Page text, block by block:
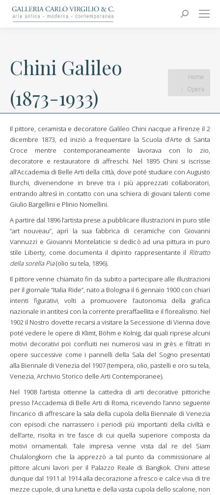
Search:
Carlo Virgilio & C.
Arte moderna e contemporanea
Chini Galileo
(1873-1933)
You are here:
Home
Opera
Il pittore, ceramista e decoratore Galileo Chini nacque a Firenze il 2
dicembre 1873, ed iniziò a frequentare la Scuola d’Arte di Santa
Croce mentre contemporaneamente lavorava con lo zio,
decoratore e restauratore di affreschi. Nel 1895 Chini si iscrisse
all’Accademia di Belle Arti della città, dove poté studiare con Augusto
Burchi, divenendone in breve tra i più apprezzati collaboratori,
entrando altresì in contatto con una schiera di giovani talenti come
Giulio Bargellini e Plinio Nomellini.
A partire dal 1896 l’artista prese a pubblicare illustrazioni in puro stile
“art nouveau”, aprì la sua fabbrica di ceramiche con Giovanni
Vannuzzi e Giovanni Montelaticie si dedicò ad una pittura in puro
stile Liberty, come documenta il dipinto rappresentante il Ritratto
della sorella Pia(olio su tela, 1896).
Il pittore venne chiamato fin da subito a partecipare alle illustrazioni
per il giornale “Italia Ride”, nato a Bologna il 6 gennaio 1900 con chiari
intenti figurativi, volti a promuovere l’autonomia della grafica
nazionale in antitesi con la corrente preraffaellita e il florealismo. Nel
1902 il Nostro dovette recarsi a visitare la Secessione di Vienna dove
poté vedere le opere di Klimt, Böhm e Kolnig, dai quali riprese alcuni
motivi decorativi poi confluiti nei numerosi vasi in grès e filtrati in
opere successive come i pannelli della Sala del Sogno presentati
alla Biennale di Venezia del 1907 (tempera, olio, pastelli e oro su tela,
Venezia, Archivio Storico delle Arti Contemporanee).
Nel 1908 l’artista ottenne la cattedra di arti decorative pittoriche
presso l’Accademia di Belle Arti di Roma, ricevendo l’anno seguente
l’incarico di affrescare la sala della cupola della Biennale di Venezia
con episodi che narrassero i periodi più importanti della civiltà e
dell’arte, risolta in tre fasce di cui quella superiore composta da
motivi ornamentali. Tale impresa venne vista dal re del Siam
Chulalongkorn che la apprezzò a tal punto da commissionare al
pittore alcuni lavori per il Palazzo Reale di Bangkok. Chini attese
dunque dal 1911 al 1914 alla decorazione a fresco e calce viva di tre
mezze cupole, di una lunetta e della vasta cupola dello scalone, non